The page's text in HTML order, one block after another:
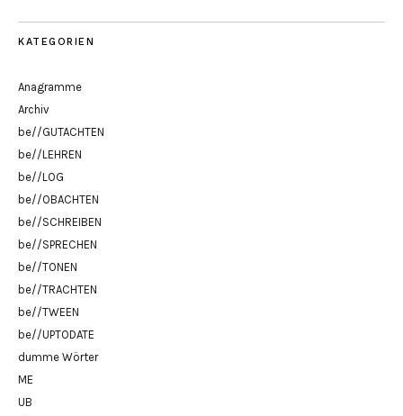
KATEGORIEN
Anagramme
Archiv
be//GUTACHTEN
be//LEHREN
be//LOG
be//OBACHTEN
be//SCHREIBEN
be//SPRECHEN
be//TONEN
be//TRACHTEN
be//TWEEN
be//UPTODATE
dumme Wörter
ME
UB